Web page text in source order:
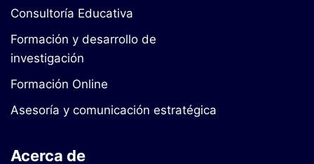
Consultoría Educativa
Formación y desarrollo de
investigación
Formación Online
Asesoría y comunicación estratégica
Acerca de